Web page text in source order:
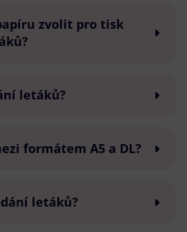
zvolit pro tisk
letáků?
formátem A5 a DL?
letáků?